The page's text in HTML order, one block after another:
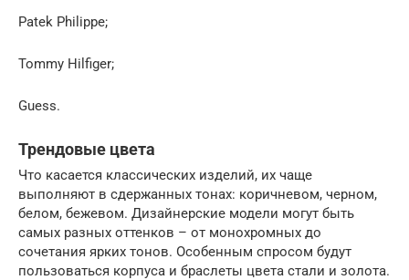
Patek Philippe;
Tommy Hilfiger;
Guess.
Трендовые цвета
Что касается классических изделий, их чаще
выполняют в сдержанных тонах: коричневом, черном,
белом, бежевом. Дизайнерские модели могут быть
самых разных оттенков – от монохромных до
сочетания ярких тонов. Особенным спросом будут
пользоваться корпуса и браслеты цвета стали и золота.